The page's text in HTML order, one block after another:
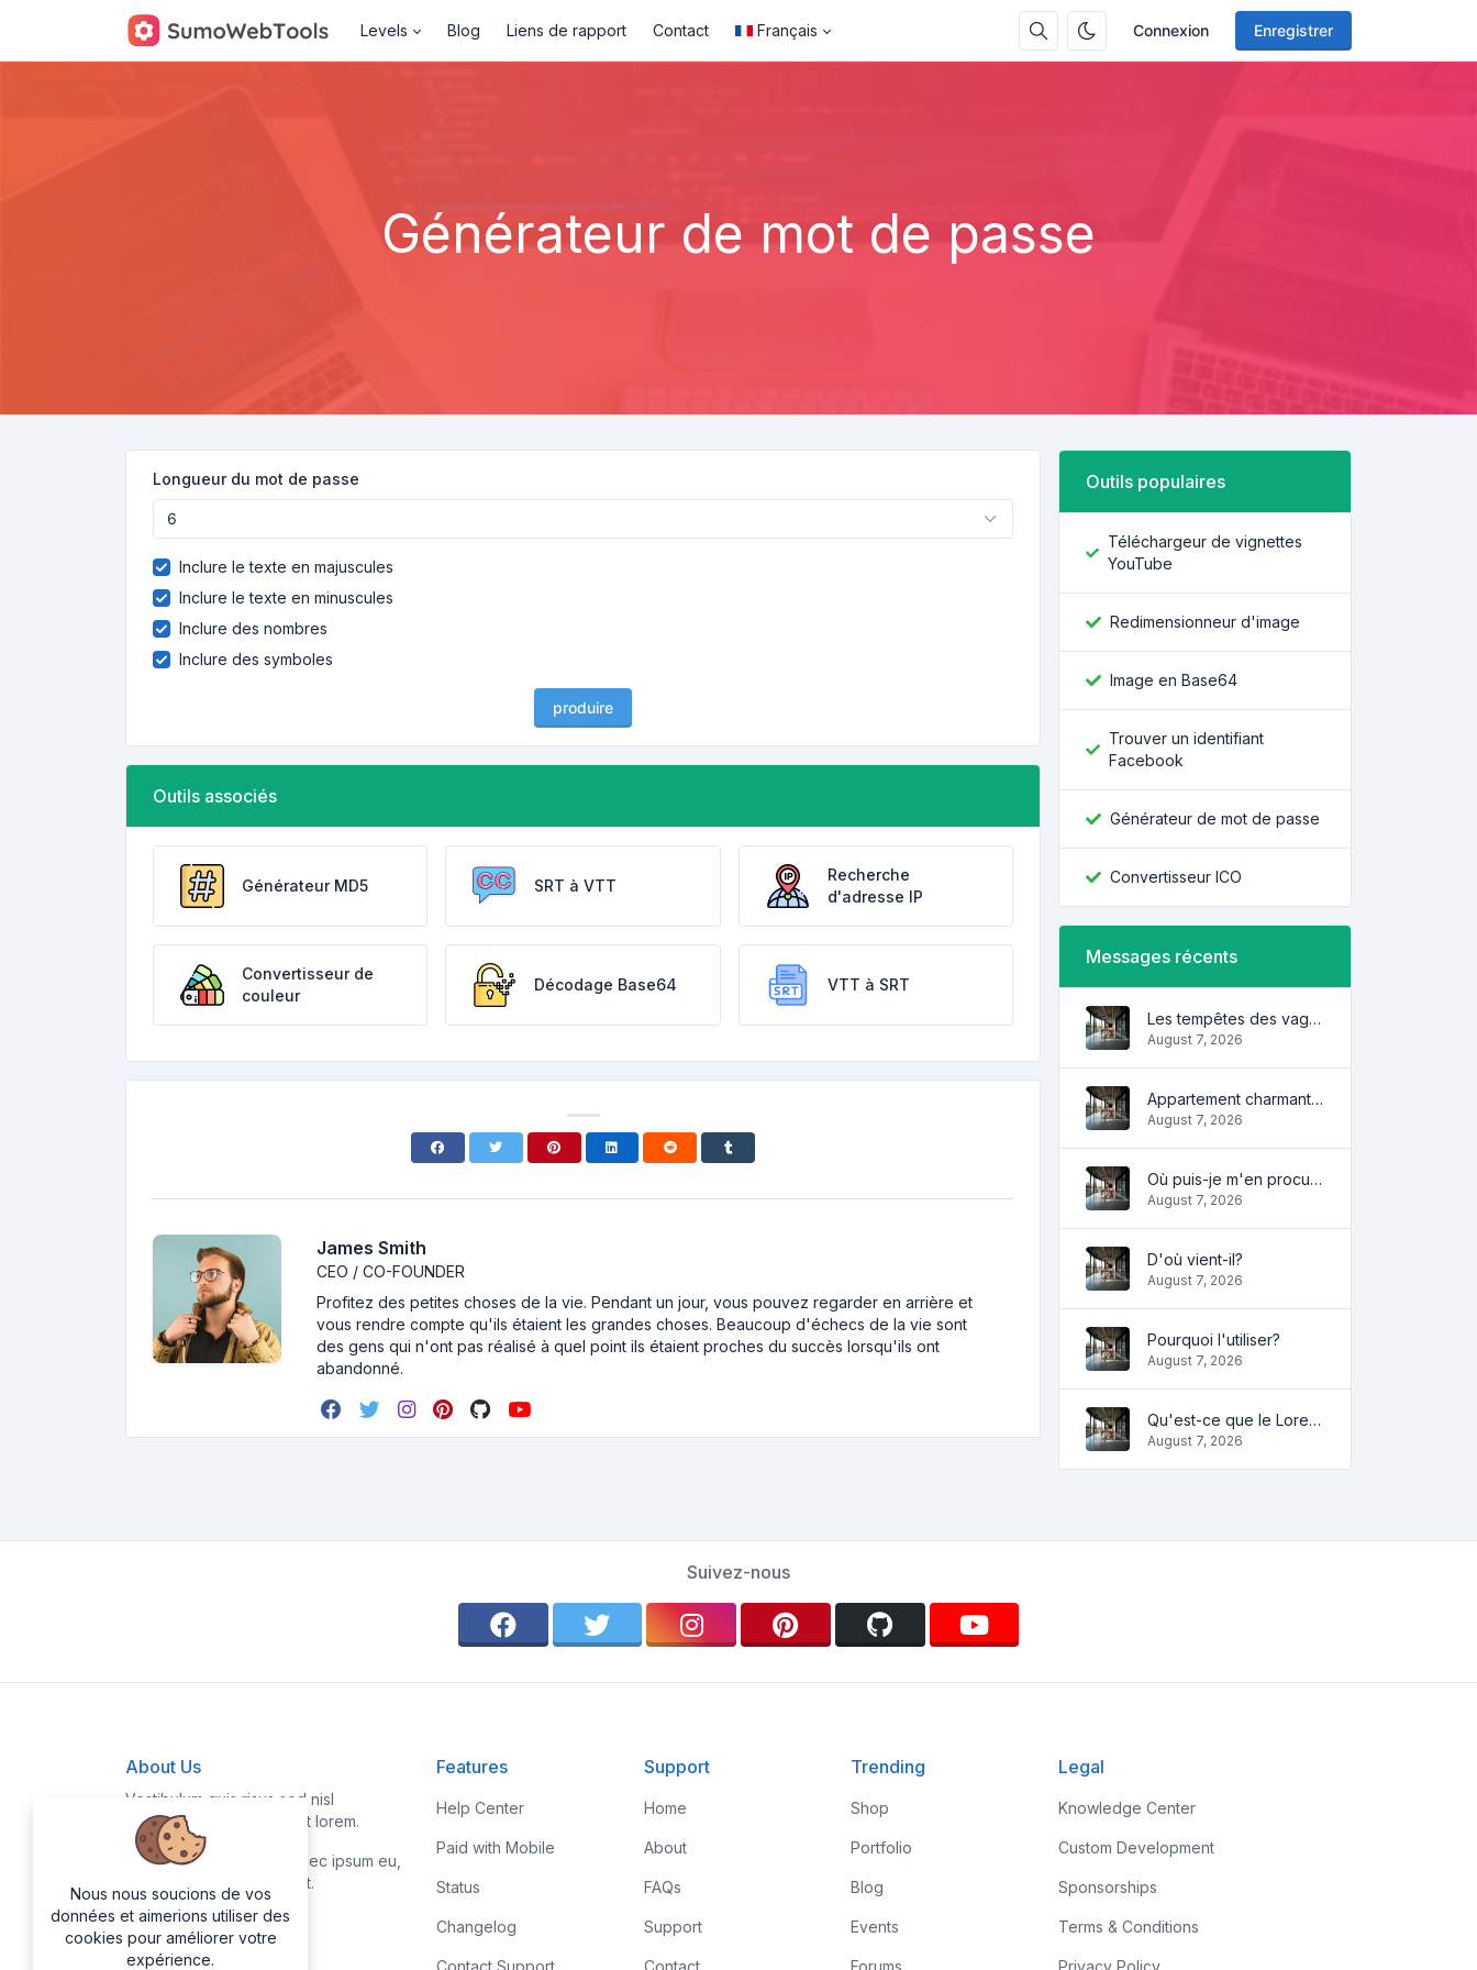
Connexion Enregistrer
Levels Blog Liens de rapport Contact Français
Générateur de mot de passe
Longueur du mot de passe
Inclure le texte en majuscules
Inclure le texte en minuscules
Inclure des nombres
Inclure des symboles
produire
Outils associés
Générateur MD5 SRT à VTT
Recherche
d'adresse IP
Convertisseur de
couleur
Décodage Base64 VTT à SRT
James Smith
CEO / CO-FOUNDER
Profitez des petites choses de la vie. Pendant un jour, vous pouvez regarder en arrière et
vous rendre compte qu'ils étaient les grandes choses. Beaucoup d'échecs de la vie sont
des gens qui n'ont pas réalisé à quel point ils étaient proches du succès lorsqu'ils ont
abandonné.
Outils populaires
Téléchargeur de vignettes
YouTube
Redimensionneur d'image
Image en Base64
Trouver un identifiant
Facebook
Générateur de mot de passe
Convertisseur ICO
Messages récents
Les tempêtes des vagues
August 7, 2026
Appartement charmant et confortable
August 7, 2026
Où puis-je m'en procurer?
August 7, 2026
D'où vient-il?
August 7, 2026
Pourquoi l'utiliser?
August 7, 2026
Qu'est-ce que le Lorem Ipsum?
August 7, 2026
Suivez-nous
About Us
Vestibulum quis risus sed nisl
pellentesque aliquet et et lorem.
Fusce nibh nisl, gravida nec ipsum eu,
feugiat condimentum velit.
Features
Help Center
Paid with Mobile
Status
Changelog
Contact Support
Support
Home
About
FAQs
Support
Contact
Trending
Shop
Portfolio
Blog
Events
Forums
Legal
Knowledge Center
Custom Development
Sponsorships
Terms & Conditions
Privacy Policy
Nous nous soucions de vos
données et aimerions utiliser des
cookies pour améliorer votre
expérience.